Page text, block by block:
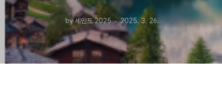
by 세인트 2025 2025. 3. 26.